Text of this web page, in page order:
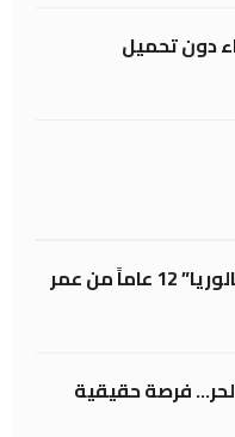
دون تحميل
كابوس النتائج.. حين تختزل “البكالوريا” 12 عاماً من عمر
فرصة حقيقية